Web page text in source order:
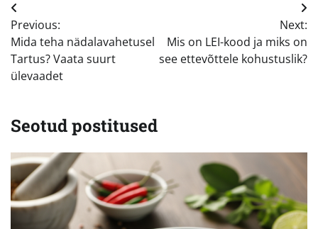
Navigeerimine
Previous:
Mida teha nädalavahetusel
Tartus? Vaata suurt
ülevaadet
Next:
Mis on LEI-kood ja miks on
see ettevõttele kohustuslik?
Seotud postitused